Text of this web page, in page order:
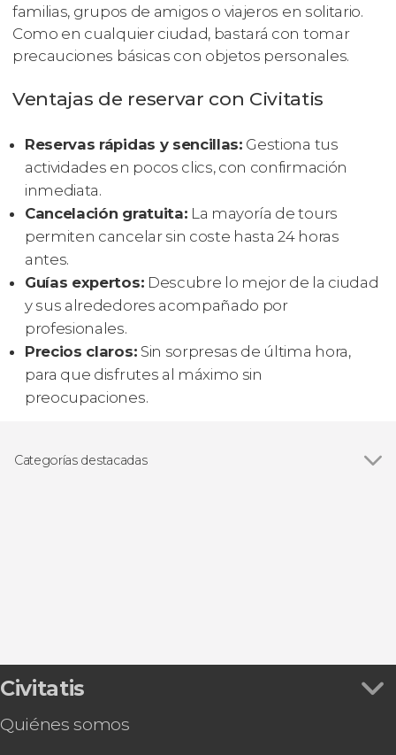
familias, grupos de amigos o viajeros en solitario.
Como en cualquier ciudad, bastará con tomar
precauciones básicas con objetos personales.
Ventajas de reservar con Civitatis
Reservas rápidas y sencillas: Gestiona tus
actividades en pocos clics, con confirmación
inmediata.
Cancelación gratuita: La mayoría de tours
permiten cancelar sin coste hasta 24 horas
antes.
Guías expertos: Descubre lo mejor de la ciudad
y sus alrededores acompañado por
profesionales.
Precios claros: Sin sorpresas de última hora,
para que disfrutes al máximo sin
preocupaciones.
Categorías destacadas
Civitatis
Quiénes somos